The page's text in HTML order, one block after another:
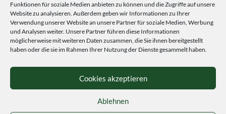
Funktionen für soziale Medien anbieten zu können und die Zugriffe auf unsere
Website zu analysieren. Außerdem geben wir Informationen zu Ihrer
Verwendung unserer Website an unsere Partner für soziale Medien, Werbung
und Analysen weiter. Unsere Partner führen diese Informationen
möglicherweise mit weiteren Daten zusammen, die Sie ihnen bereitgestellt
haben oder die sie im Rahmen Ihrer Nutzung der Dienste gesammelt haben.
Cookies akzeptieren
Ablehnen
© 2020 Staudengärtnerei Peters. All Rights Reserved.